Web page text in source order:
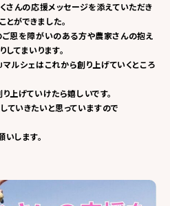
さんの応援メッセージを添えていただき
ができました。
ご恩を障がいのある方や農家さんの抱え
てまいります。
ルシェはこれから創り上げていくところ
上げていけたら嬉しいです。
ていきたいと思っていますので
します。